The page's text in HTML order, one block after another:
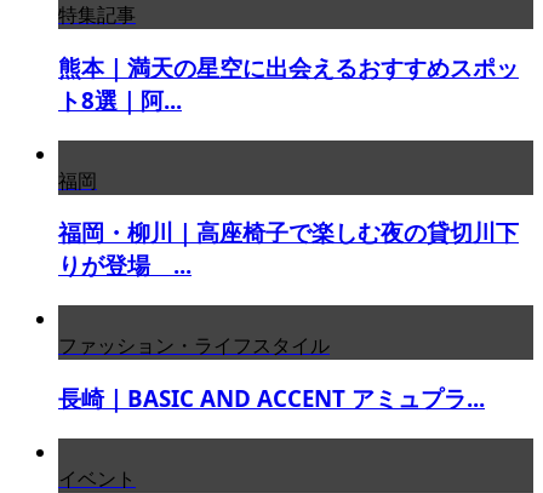
特集記事
熊本｜満天の星空に出会えるおすすめスポッ
ト8選｜阿...
福岡
福岡・柳川｜高座椅子で楽しむ夜の貸切川下
りが登場 ...
ファッション・ライフスタイル
長崎｜BASIC AND ACCENT アミュプラ...
イベント